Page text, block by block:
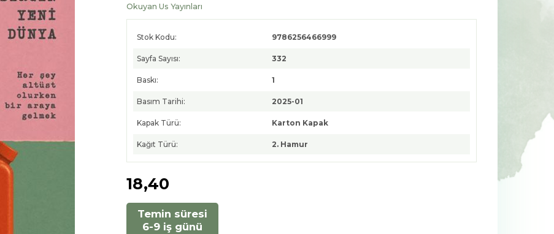
Okuyan Us Yayınları
Stok Kodu: 9786256466999
Sayfa Sayısı: 332
Baskı: 1
Basım Tarihi: 2025-01
Kapak Türü: Karton Kapak
Kağıt Türü: 2. Hamur
18,40
Temin süresi
6-9 iş günü